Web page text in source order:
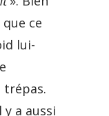
ce
lui-
trépas.
a aussi